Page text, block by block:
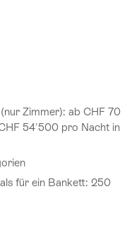
Zimmer): ab CHF 70
54'500 pro Nacht in
für ein Bankett: 250